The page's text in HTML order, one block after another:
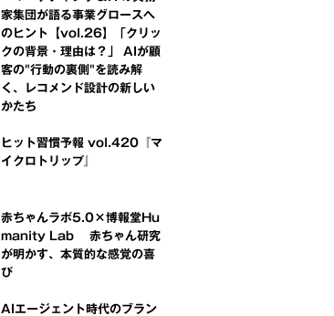
家集団が語る事業グロースへ
のヒント【vol.26】「クリッ
クの背景・理由は？」 AIが顧
客の"行動の裏側"を読み解
く、レコメンド設計の新しい
かたち
ヒット習慣予報 vol.420『マ
イクロトリップ』
赤ちゃんラボ5.0×博報堂Hu
manity Lab 赤ちゃん研究
が明かす、本質的な感覚の喜
び
AIエージェント時代のブラン